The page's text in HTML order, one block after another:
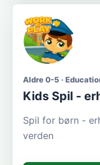
Aldre 0-5 ·
Kids Spil -
Spil for børn -
verden